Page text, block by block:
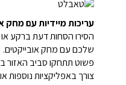
עריכות מיידיות עם מחק
הסירו הסחות דעת ברקע או
שלכם עם מחק אובייקטים.
צורך באפליקציות נוספות